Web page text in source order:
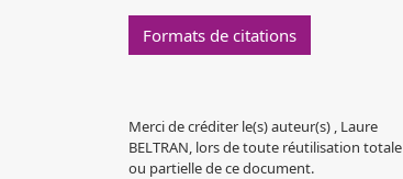
Formats de citations
Merci de créditer le(s) auteur(s) , Laure
BELTRAN, lors de toute réutilisation totale
ou partielle de ce document.